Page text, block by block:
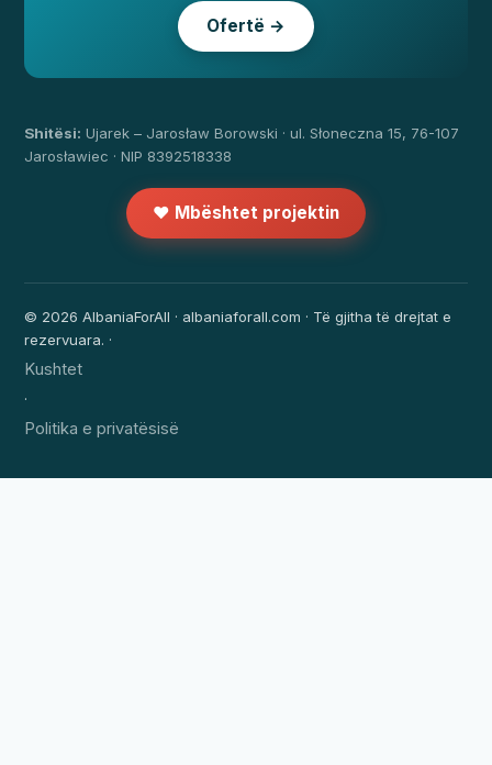
Ofertë →
Shitësi: Ujarek – Jarosław Borowski · ul. Słoneczna 15, 76-107
Jarosławiec · NIP 8392518338
❤️ Mbështet projektin
© 2026 AlbaniaForAll · albaniaforall.com · Të gjitha të drejtat e
rezervuara. ·
Kushtet
·
Politika e privatësisë